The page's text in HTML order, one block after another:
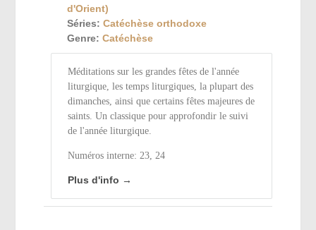
d'Orient)
Séries: Catéchèse orthodoxe
Genre: Catéchèse
Méditations sur les grandes fêtes de l'année
liturgique, les temps liturgiques, la plupart des
dimanches, ainsi que certains fêtes majeures de
saints. Un classique pour approfondir le suivi
de l'année liturgique.
Numéros interne: 23, 24
Plus d'info →